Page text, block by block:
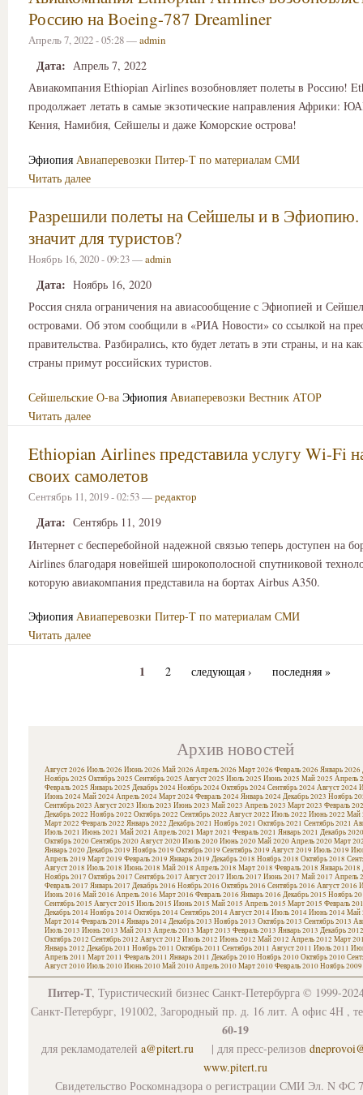
Россию на Boeing-787 Dreamliner
Апрель 7, 2022 - 05:28 —admin
Дата: Апрель 7, 2022
Авиакомпания Ethiopian Airlines возобновляет полеты в Россию!
продолжает летать в самые экзотические направления Африки:
Кения, Намибия, Сейшелы и даже Коморские острова!
Эфиопия Авиаперевозки Питер-Т по материалам СМИ
Читать далее
Разрешили полеты на Сейшелы и в Эфиопию.
значит для туристов?
Ноябрь 16, 2020 - 09:23 —admin
Дата: Ноябрь 16, 2020
Россия сняла ограничения на авиасообщение с Эфиопией и
островами. Об этом сообщили в «РИА Новости» со ссылкой на
правительства. Разбирались, кто будет летать в эти страны, и на
страны примут российских туристов.
Сейшельские О-ва Эфиопия Авиаперевозки Вестник АТОР
Читать далее
Ethiopian Airlines представила услугу Wi-Fi
своих самолетов
Сентябрь 11, 2019 - 02:53 —редактор
Дата: Сентябрь 11, 2019
Интернет с бесперебойной надежной связью теперь доступен на
Airlines благодаря новейшей широкополосной спутниковой
которую авиакомпания представила на бортах Airbus A350.
Эфиопия Авиаперевозки Питер-Т по материалам СМИ
Читать далее
1 2 следующая › последняя »
Архив новостей
Август 2026 Июль 2026 Июнь 2026 Май 2026 Апрель 2026 Март 2026 Февраль 2026 Январь 2026
Ноябрь 2025 Октябрь 2025 Сентябрь 2025 Август 2025 Июль 2025 Июнь 2025 Май 2025 Апрель
Февраль 2025 Январь 2025 Декабрь 2024Ноябрь 2024Октябрь 2024Сентябрь 2024Август 2024
Июнь 2024Май 2024Апрель 2024Март 2024Февраль 2024Январь 2024Декабрь 2023 Ноябрь
Сентябрь 2023 Август 2023 Июль 2023 Июнь 2023 Май 2023 Апрель 2023 Март 2023 Февраль
Декабрь 2022 Ноябрь 2022 Октябрь 2022 Сентябрь 2022 Август 2022 Июль 2022 Июнь 2022 Май
Март 2022 Февраль 2022 Январь 2022 Декабрь 2021 Ноябрь 2021 Октябрь 2021 Сентябрь 2021
Июль 2021 Июнь 2021 Май 2021 Апрель 2021 Март 2021 Февраль 2021 Январь 2021 Декабрь 2020
Октябрь 2020Сентябрь 2020Август 2020Июль 2020Июнь 2020Май 2020Апрель 2020Март
Январь 2020Декабрь 2019 Ноябрь 2019 Октябрь 2019 Сентябрь 2019 Август 2019 Июль 2019
Апрель 2019 Март 2019 Февраль 2019 Январь 2019 Декабрь 2018 Ноябрь 2018 Октябрь 2018
Август 2018 Июль 2018 Июнь 2018 Май 2018 Апрель 2018 Март 2018 Февраль 2018 Январь 2018
Ноябрь 2017 Октябрь 2017 Сентябрь 2017 Август 2017 Июль 2017 Июнь 2017 Май 2017 Апрель
Февраль 2017 Январь 2017 Декабрь 2016 Ноябрь 2016 Октябрь 2016 Сентябрь 2016 Август 2016
Июнь 2016 Май 2016 Апрель 2016 Март 2016 Февраль 2016 Январь 2016 Декабрь 2015 Ноябрь
Сентябрь 2015 Август 2015 Июль 2015 Июнь 2015 Май 2015 Апрель 2015 Март 2015 Февраль
Декабрь 2014Ноябрь 2014Октябрь 2014Сентябрь 2014Август 2014Июль 2014Июнь 2014Май
Март 2014Февраль 2014Январь 2014Декабрь 2013 Ноябрь 2013 Октябрь 2013 Сентябрь 2013
Июль 2013 Июнь 2013 Май 2013 Апрель 2013 Март 2013 Февраль 2013 Январь 2013 Декабрь 2012
Октябрь 2012 Сентябрь 2012 Август 2012 Июль 2012 Июнь 2012 Май 2012 Апрель 2012 Март
Январь 2012 Декабрь 2011 Ноябрь 2011 Октябрь 2011 Сентябрь 2011 Август 2011 Июль 2011
Апрель 2011 Март 2011 Февраль 2011 Январь 2011 Декабрь 2010Ноябрь 2010Октябрь 2010
Август 2010Июль 2010Июнь 2010Май 2010Апрель 2010Март 2010Февраль 2010Ноябрь 2009
Питер-Т, Туристический бизнес Санкт-Петербурга © 1999-
Санкт-Петербург, 191002, Загородный пр. д. 16 лит. А офис 4Н ,
60-19
для рекламодателей a@pitert.ru | для пресс-релизов
www.pitert.ru
Свидетельство Роскомнадзора о регистрации СМИ Эл. N ФС